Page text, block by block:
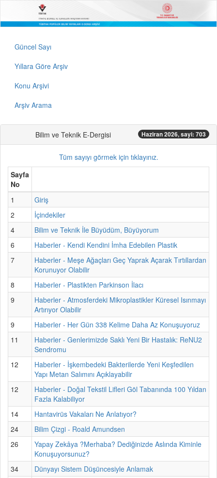
Güncel Sayı
Yıllara Göre Arşiv
Konu Arşivi
Arşiv Arama
Bilim ve Teknik E-Dergisi Haziran 2026, sayi: 703
Tüm sayıyı görmek için tıklayınız.
Sayfa
No
1
Giriş
2
İçindekiler
4
Bilim ve Teknik İle Büyüdüm, Büyüyorum
6
Haberler - Kendi Kendini İmha Edebilen Plastik
7
Haberler - Meşe Ağaçları Geç Yaprak Açarak Tırtıllardan
Korunuyor Olabilir
8
Haberler - Plastikten Parkinson İlacı
9
Haberler - Atmosferdeki Mikroplastikler Küresel Isınmayı
Artırıyor Olabilir
9
Haberler - Her Gün 338 Kelime Daha Az Konuşuyoruz
11
Haberler - Genlerimizde Saklı Yeni Bir Hastalık: ReNU2
Sendromu
12
Haberler - İşkembedeki Bakterilerde Yeni Keşfedilen
Yapı Metan Salımını Açıklayabilir
12
Haberler - Doğal Tekstil Lifleri Göl Tabanında 100 Yıldan
Fazla Kalabiliyor
14
Hantavirüs Vakaları Ne Anlatıyor?
24
Bilim Çizgi - Roald Amundsen
26
Yapay Zekâya ?Merhaba? Dediğinizde Aslında Kiminle
Konuşuyorsunuz?
34
Dünyayı Sistem Düşüncesiyle Anlamak